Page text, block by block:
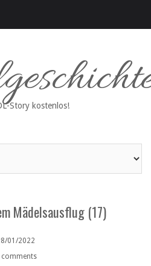
Story kostenlos!
Mädelsausflug (17)
01/2022
comments